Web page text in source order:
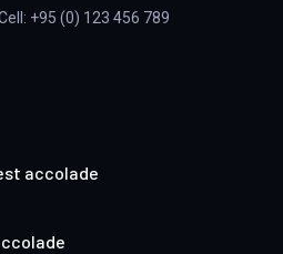
+95 (0) 123 456 789
accolade